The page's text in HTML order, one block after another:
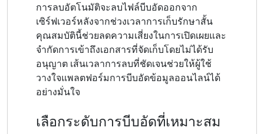
การลบอัตโนมัติจะลบไฟล์บีบอัดออกจาก
เซิร์ฟเวอร์หลังจากช่วงเวลาการเก็บรักษาสั้น
คุณสมบัตินี้ช่วยลดความเสี่ยงในการเปิดเผยและ
จำกัดการเข้าถึงเอกสารที่จัดเก็บโดยไม่ได้รับ
อนุญาต เส้นเวลาการลบที่ชัดเจนช่วยให้ผู้ใช้
วางใจแพลตฟอร์มการบีบอัดข้อมูลออนไลน์ได้
อย่างมั่นใจ
เลือกระดับการบีบอัดที่เหมาะสม